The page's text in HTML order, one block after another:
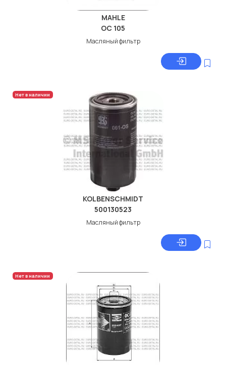
MAHLE
OC 105
Масляный фильтр
Нет в наличии
KOLBENSCHMIDT
500130523
Масляный фильтр
Нет в наличии